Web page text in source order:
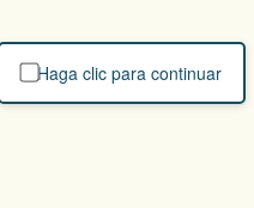
Haga clic para continuar